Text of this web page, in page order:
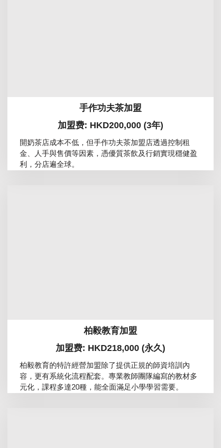
手作功夫茶加盟
加盟费: HKD200,000 (3年)
開奶茶店成本不低，但手作功夫茶加盟店透過控制租
金、人手與售價等因素，憑優質茶飲及行銷實現穩健盈
利，分店遍全球。
柏毅教育加盟
加盟费: HKD218,000 (永久)
柏毅教育的特許經營加盟除了提供正規的師資培訓內
容，更有系統化流程配套。專業教師團隊編寫的教材多
元化，課程多達20種，能全面滿足小學學習需要。